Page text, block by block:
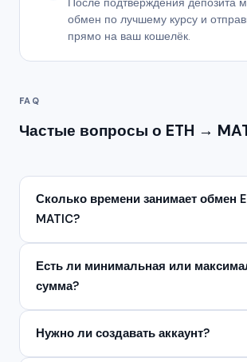
После подтверждения депозита
обмен по лучшему курсу и
прямо на ваш кошелёк.
FAQ
Частые вопросы о ETH →
Сколько времени занимает обмен
MATIC?
Есть ли минимальная или
сумма?
Нужно ли создавать аккаунт?